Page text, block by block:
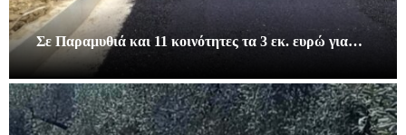
Σε Παραμυθιά και 11 κοινότητες τα 3 εκ. ευρώ για…